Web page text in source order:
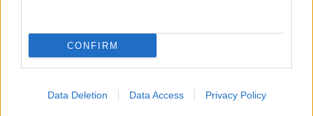
CONFIRM
Data Deletion Data Access Privacy Policy
krások, ktoré rozžiaria
vašu záhradu
rastliny? Pravda vás
CHALUPA